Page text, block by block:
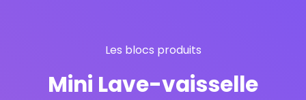
Les blocs produits
Mini Lave-vaisselle